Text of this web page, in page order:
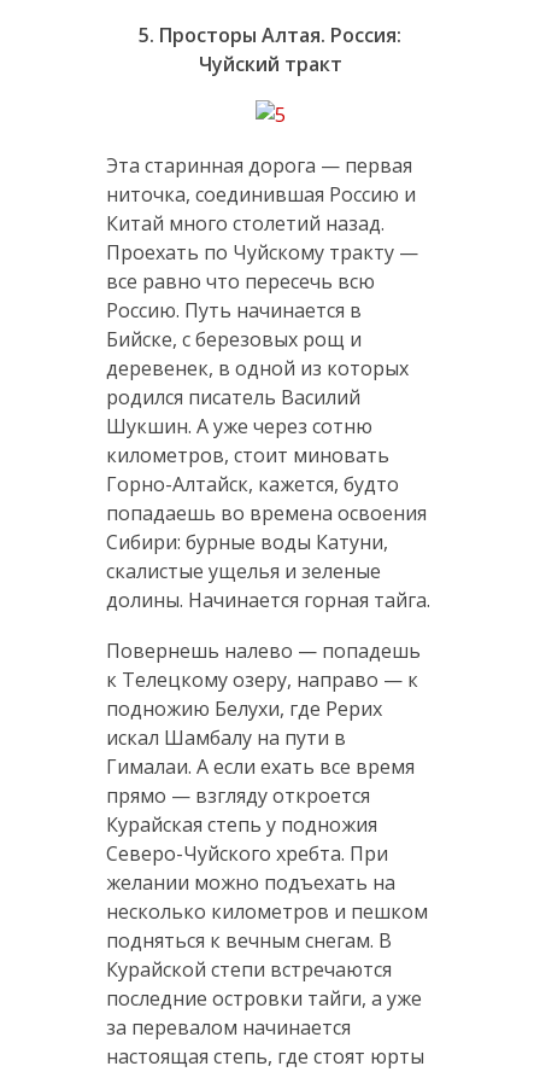
5. Просторы Алтая. Россия:
Чуйский тракт
Эта старинная дорога — первая
ниточка, соединившая Россию и
Китай много столетий назад.
Проехать по Чуйскому тракту —
все равно что пересечь всю
Россию. Путь начинается в
Бийске, с березовых рощ и
деревенек, в одной из которых
родился писатель Василий
Шукшин. А уже через сотню
километров, стоит миновать
Горно-Алтайск, кажется, будто
попадаешь во времена освоения
Сибири: бурные воды Катуни,
скалистые ущелья и зеленые
долины. Начинается горная тайга.
Повернешь налево — попадешь
к Телецкому озеру, направо — к
подножию Белухи, где Рерих
искал Шамбалу на пути в
Гималаи. А если ехать все время
прямо — взгляду откроется
Курайская степь у подножия
Северо-Чуйского хребта. При
желании можно подъехать на
несколько километров и пешком
подняться к вечным снегам. В
Курайской степи встречаются
последние островки тайги, а уже
за перевалом начинается
настоящая степь, где стоят юрты